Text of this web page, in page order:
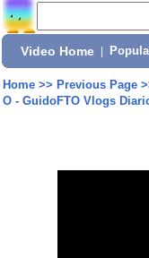
Video Home
Home>> Previous Page
O - GuidoFTO Vlogs